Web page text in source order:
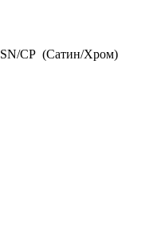
CP (Сатин/Хром)